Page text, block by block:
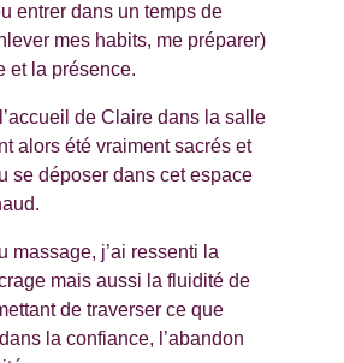
entrer dans un temps de
mes habits, me préparer)
et la présence.
de Claire dans la salle
alors été vraiment sacrés et
se déposer dans cet espace
massage, j’ai ressenti la
mais aussi la fluidité de
de traverser ce que
la confiance, l’abandon